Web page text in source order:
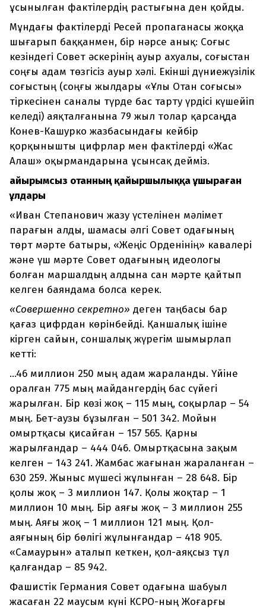
ұсынылған фактілердің растығына ден қойды.
Мұндағы фактілерді Ресей пропаганасы жоққа
шығарып баққанмен, бір нәрсе анық: Соғыс
кезіндегі Совет әскерінің ауыр ахуалы, соғыстан
соңғы адам төзгісіз ауыр хәлі. Екінші дүниежүзілік
соғыстың (соңғы жылдары «Ұлы Отан соғысы»
тіркесінен саналы түрде бас тарту үрдісі күшейіп
келеді) аяқталғанына 79 жыл толар қарсаңда
Конев-Кашурко жазбасындағы кейбір
қорқынышты цифрлар мен фактілерді «Жас
Алаш» оқырмандарына ұсынсақ дейміз.
Қайырымсыз отанның қайыршылыққа ұшыраған
ұлдары
«Иван Степанович жазу үстелінен мәлімет
парағын алды, шамасы әлгі Совет одағының
төрт мәрте батыры, «Жеңіс Орденінің» кавалері
және үш мәрте Совет одағының идеологы
болған маршалдың алдына сан мәрте қайтып
келген баяндама болса керек.
«Совершенно секретно» деген таңбасы бар
қағаз цифрдан көрінбейді. Қаншалық ішіне
кірген сайын, соншалық жүрегім шымырлап
кетті:
...46 миллион 250 мың адам жараланды. Үйіне
оралған 775 мың майдангердің бас сүйегі
жарылған. Бір көзі жоқ – 115 мың, соқырлар – 54
мың. Бет-аузы бұзылған – 501 342. Мойын
омыртқасы қисайған – 157 565. Қарны
жарылғандар – 444 046. Омыртқасына зақым
келген – 143 241. Жамбас жағынан жараланған –
630 259. Жыныс мүшесі жұлынған – 28 648. Бір
қолы жоқ – 3 миллион 147. Қолы жоқтар – 1
миллион 10 мың. Бір аяғы жоқ – 3 миллион 255
мың. Аяғы жоқ – 1 миллион 121 мың. Қол-
аяғының бір бөлігі жұлынғандар – 418 905.
«Самаурын» аталып кеткен, қол-аяқсыз тұл
қалғандар – 85 942.
Фашистік Германия Совет одағына шабуыл
жасаған 22 маусым күні КСРО-ның Жоғарғы